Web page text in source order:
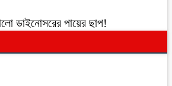
ডাইনোসরের পায়ের ছাপ!